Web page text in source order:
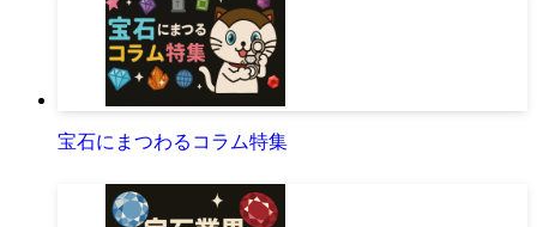
宝石にまつわるコラム特集